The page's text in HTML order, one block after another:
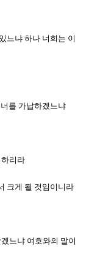
느냐 하나 너희는 이
를 가납하겠느냐
리라
크게 될 것임이니라
느냐 여호와의 말이